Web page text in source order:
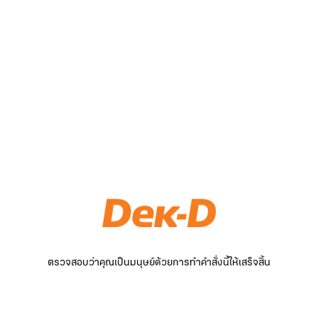
ตรวจสอบว่าคุณเป็นมนุษย์ด้วยการทำคำสั่งนี้ให้เสร็จสิ้น